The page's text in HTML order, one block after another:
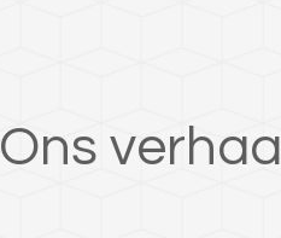
Ons verhaal